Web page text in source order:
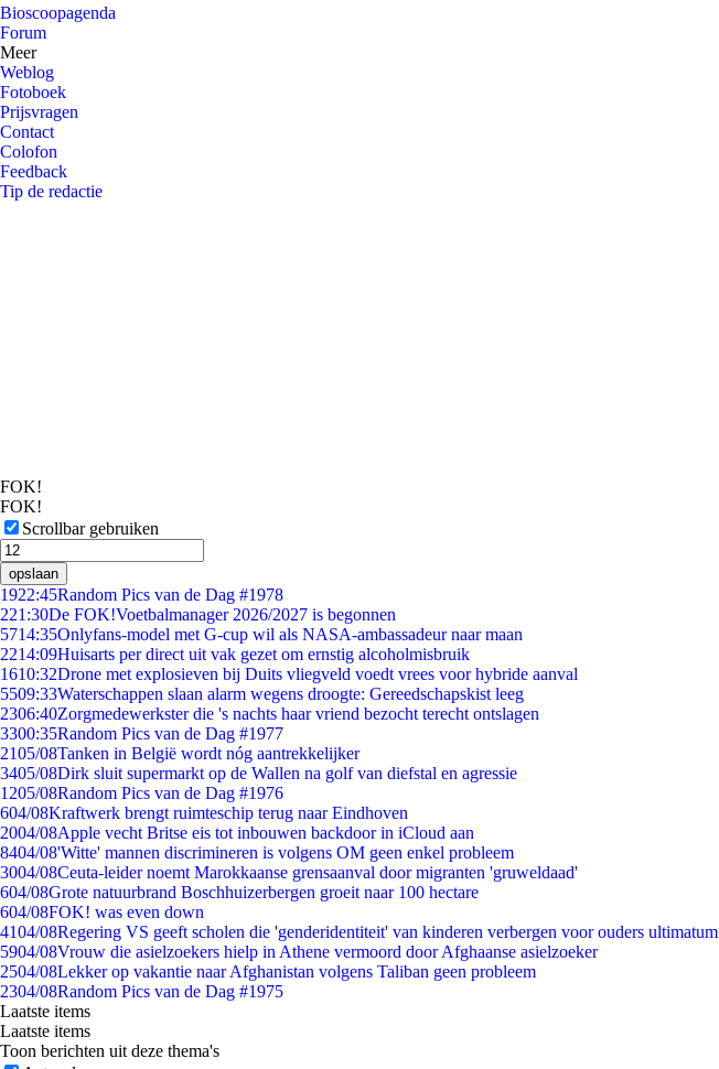
Bioscoopagenda
Forum
Meer
Weblog
Fotoboek
Prijsvragen
Contact
Colofon
Feedback
Tip de redactie
FOK!
FOK!
Scrollbar gebruiken
opslaan
1922:45Random Pics van de Dag #1978
221:30De FOK!Voetbalmanager 2026/2027 is begonnen
5714:35Onlyfans-model met G-cup wil als NASA-ambassadeur naar maan
2214:09Huisarts per direct uit vak gezet om ernstig alcoholmisbruik
1610:32Drone met explosieven bij Duits vliegveld voedt vrees voor hybride aanval
5509:33Waterschappen slaan alarm wegens droogte: Gereedschapskist leeg
2306:40Zorgmedewerkster die 's nachts haar vriend bezocht terecht ontslagen
3300:35Random Pics van de Dag #1977
2105/08Tanken in België wordt nóg aantrekkelijker
3405/08Dirk sluit supermarkt op de Wallen na golf van diefstal en agressie
1205/08Random Pics van de Dag #1976
604/08Kraftwerk brengt ruimteschip terug naar Eindhoven
2004/08Apple vecht Britse eis tot inbouwen backdoor in iCloud aan
8404/08'Witte' mannen discrimineren is volgens OM geen enkel probleem
3004/08Ceuta-leider noemt Marokkaanse grensaanval door migranten 'gruweldaad'
604/08Grote natuurbrand Boschhuizerbergen groeit naar 100 hectare
604/08FOK! was even down
4104/08Regering VS geeft scholen die 'genderidentiteit' van kinderen verbergen voor ouders ultimatum
5904/08Vrouw die asielzoekers hielp in Athene vermoord door Afghaanse asielzoeker
2504/08Lekker op vakantie naar Afghanistan volgens Taliban geen probleem
2304/08Random Pics van de Dag #1975
Laatste items
Laatste items
Toon berichten uit deze thema's